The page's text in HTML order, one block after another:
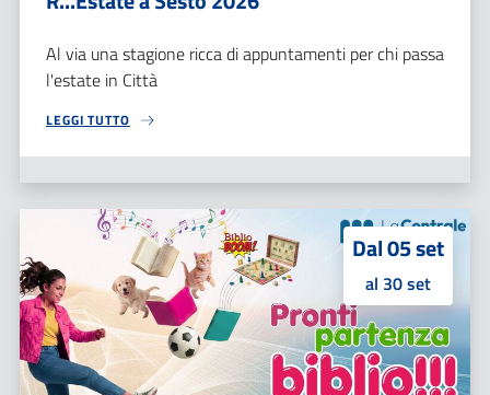
Al via una stagione ricca di appuntamenti per chi passa
l'estate in Città
LEGGI TUTTO
Dal 05 set
al 30 set